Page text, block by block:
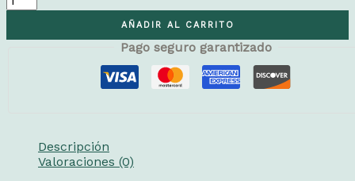
AÑADIR AL CARRITO
Pago seguro garantizado
Descripción
Valoraciones (0)